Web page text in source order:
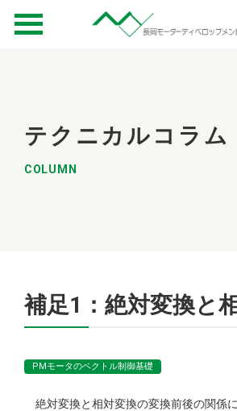
テクニカルコラム
COLUMN
補足1：絶対変換と
PMモータのベクトル制御基礎
絶対変換と相対変換の変換前後の関係